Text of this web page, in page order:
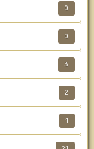
0
0
3
2
1